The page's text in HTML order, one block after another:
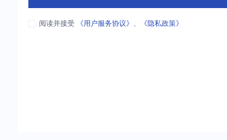
阅读并接受 《用户服务协议》 、 《隐私政策》